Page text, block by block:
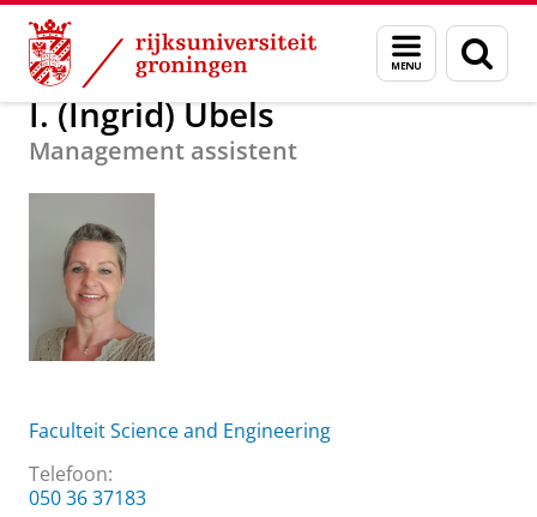
Skip
Content
Skip
Navigation
Menu
en
zoeken
Over ons I. (Ingrid) Ubels
I. (Ingrid) Ubels
Management assistent
Faculteit Science and Engineering
Telefoon:
050 36 37183